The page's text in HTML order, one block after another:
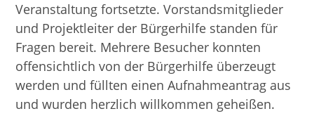
Veranstaltung fortsetzte. Vorstandsmitglieder
und Projektleiter der Bürgerhilfe standen für
Fragen bereit. Mehrere Besucher konnten
offensichtlich von der Bürgerhilfe überzeugt
werden und füllten einen Aufnahmeantrag aus
und wurden herzlich willkommen geheißen.